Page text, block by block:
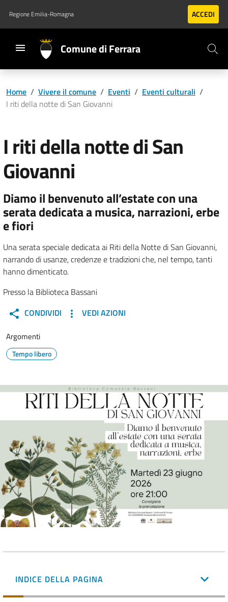
Vai al contenuto principale
Vai al footer
Regione Emilia-Romagna ACCEDI
Comune di Ferrara
Home / Vivere il comune / Eventi / Eventi culturali /
I riti della notte di San Giovanni
I riti della notte di San
Giovanni
Diamo il benvenuto all’estate con una
serata dedicata a musica, narrazioni, erbe
e fiori
Una serata speciale dedicata ai Riti della Notte di San Giovanni,
narrando di usanze, credenze e tradizioni che, nel tempo, tanti
hanno dimenticato.
Presso la Biblioteca Bassani
CONDIVIDI
VEDI AZIONI
Argomenti
Tempo libero
INDICE DELLA PAGINA